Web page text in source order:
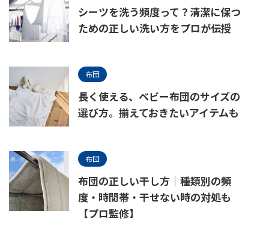
シーツを洗う頻度って？清潔に保つ
ための正しい洗い方をプロが伝授
布団
長く使える、ベビー布団のサイズの
選び方。揃えておきたいアイテムも
布団
布団の正しい干し方｜種類別の頻
度・時間帯・干せない時の対処も
【プロ監修】